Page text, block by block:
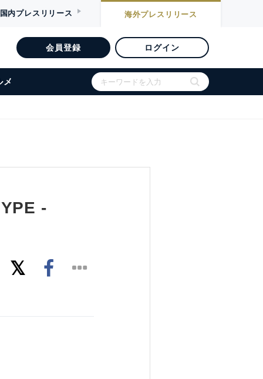
国内プレスリリース 海外プレスリリース
会員登録 ログイン
メ
-